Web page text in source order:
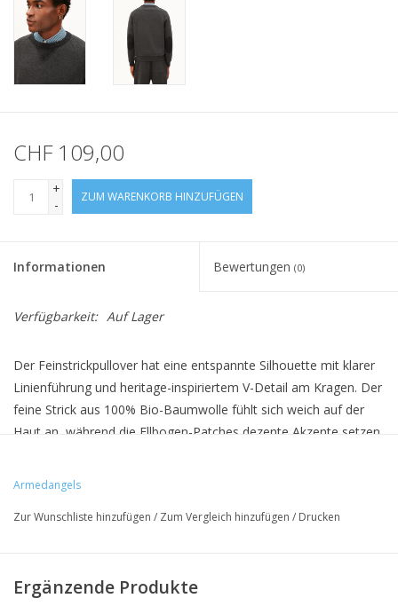
CHF 109,00
+
-
ZUM WARENKORB HINZUFÜGEN
Informationen Bewertungen (0)
Verfügbarkeit: Auf Lager
Der Feinstrickpullover hat eine entspannte Silhouette mit klarer
Linienführung und heritage-inspiriertem V-Detail am Kragen. Der
feine Strick aus 100% Bio-Baumwolle fühlt sich weich auf der
Haut an, während die Ellbogen-Patches dezente Akzente setzen.
• 100% Bio-Baumwolle
• loose fit
Armedangels
Zur Wunschliste hinzufügen / Zum Vergleich hinzufügen / Drucken
Ergänzende Produkte